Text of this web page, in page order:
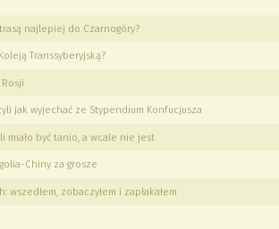
najlepiej do Czarnogóry?
Transsyberyjską?
jak wyjechać ze Stypendium Konfucjusza
miało być tanio, a wcale nie jest
Chiny za grosze
wszedłem, zobaczyłem i zapłakałem